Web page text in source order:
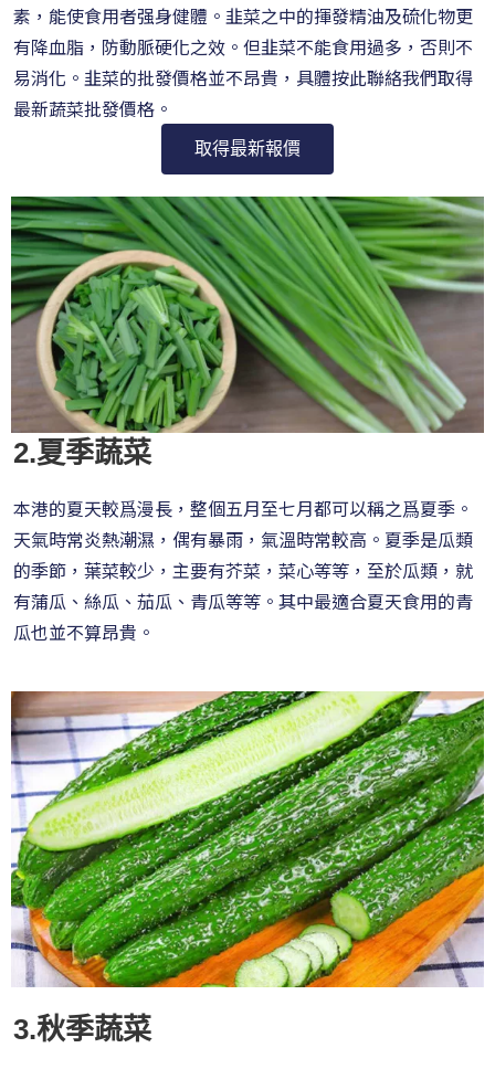
素，能使食用者强身健體。韭菜之中的揮發精油及硫化物更
有降血脂，防動脈硬化之效。但韭菜不能食用過多，否則不
易消化。韭菜的批發價格並不昂貴，具體按此聯絡我們取得
最新蔬菜批發價格。
取得最新報價
2.夏季蔬菜
本港的夏天較爲漫長，整個五月至七月都可以稱之爲夏季。
天氣時常炎熱潮濕，偶有暴雨，氣溫時常較高。夏季是瓜類
的季節，葉菜較少，主要有芥菜，菜心等等，至於瓜類，就
有蒲瓜、絲瓜、茄瓜、青瓜等等。其中最適合夏天食用的青
瓜也並不算昂貴。
3.秋季蔬菜